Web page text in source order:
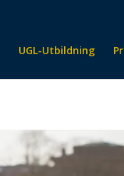
UGL-Utbildning